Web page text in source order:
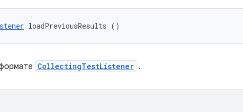
loadPreviousResults ()
CollectingTestListener .